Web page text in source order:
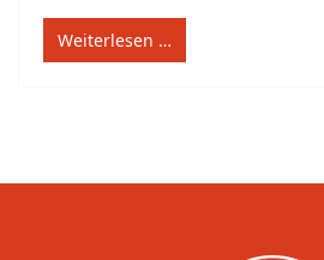
Weiterlesen …